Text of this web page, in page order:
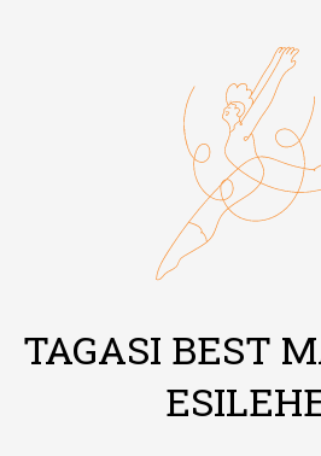
TAGASI BEST